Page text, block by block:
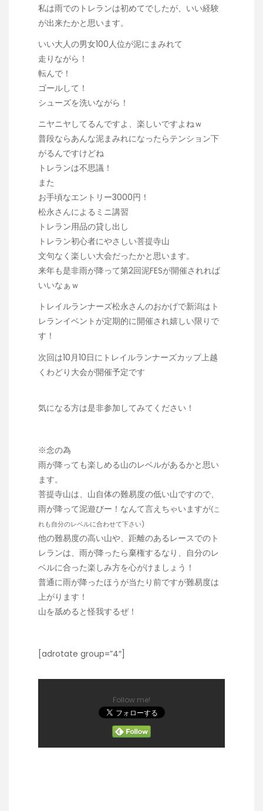
私は雨でのトレランは初めてでしたが、いい経験
が出来たかと思います。
いい大人の男女100人位が泥にまみれて
走りながら！
転んで！
ゴールして！
シューズを洗いながら！
ニヤニヤしてるんですよ、楽しいですよねｗ
普段ならあんな泥まみれになったらテンション下
がるんですけどね
トレランは不思議！
また
お手頃なエントリー3000円！
松永さんによるミニ講習
トレラン用品の貸し出し
トレラン初心者にやさしい菩提寺山
文句なく楽しい大会だったかと思います。
来年も是非雨が降って第2回泥FESが開催されれば
いいなぁｗ
トレイルランナーズ松永さんのおかげで新潟はト
レランイベントが定期的に開催され嬉しい限りで
す！
次回は10月10日にトレイルランナーズカップ上越
くわどり大会が開催予定です
気になる方は是非参加してみてください！
※念の為
雨が降っても楽しめる山のレベルがあるかと思い
ます。
菩提寺山は、山自体の難易度の低い山ですので、
雨が降って泥遊びー！なんて言えちゃいますが(こ
れも自分のレベルに合わせて下さい)
他の難易度の高い山や、距離のあるレースでのト
レランは、雨が降ったら棄権するなり、自分のレ
ベルに合った楽しみ方を心がけましょう！
普通に雨が降ったほうが当たり前ですが難易度は
上がります！
山を舐めると怪我するぜ！
[adrotate group=”4″]
Follow me!